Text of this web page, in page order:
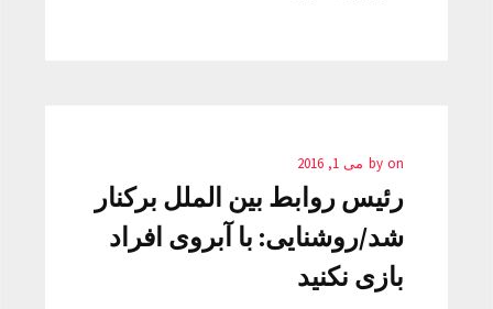
by on می 1, 2016
رئیس روابط بین الملل برکنار
شد/روشنایی: با آبروی افراد
بازی نکنید